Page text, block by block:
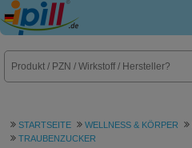
E-Rezept
STARTSEITE WELLNESS & KÖRPER
TRAUBENZUCKER